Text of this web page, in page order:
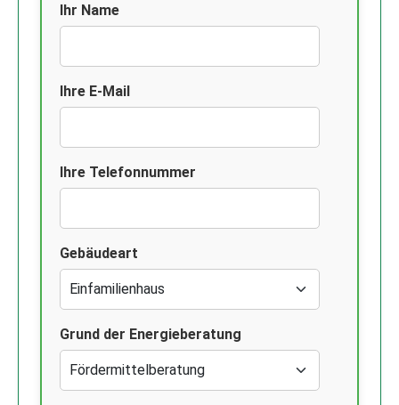
Ihr Name
Ihre E-Mail
Ihre Telefonnummer
Gebäudeart
Grund der Energieberatung